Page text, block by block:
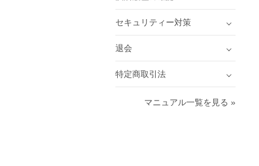
セキュリティー対策
退会
特定商取引法
マニュアル一覧を見る »